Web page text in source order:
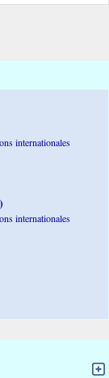
internationales
internationales